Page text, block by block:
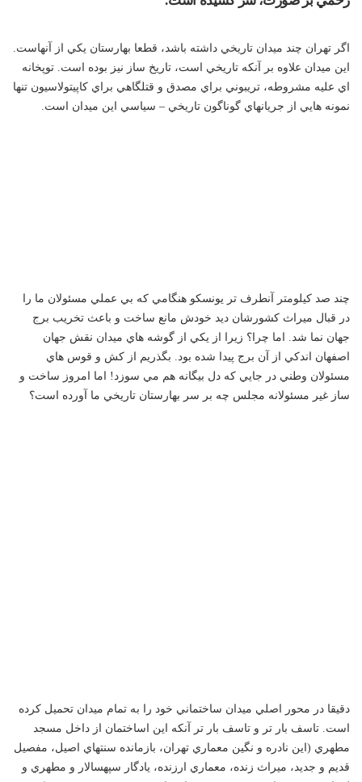
اگر تهران چند ميدان تاريخي داشته باشد، قطعا بهارستان يكي از آنهاست.
اين ميدان علاوه بر آنكه تاريخي است، تاريخ ساز نيز بوده است. توپخانه
اي عليه مشروطه، تريبوني براي مصدق و قتلگاهي براي كاپيتولاسيون تنها
نمونه هايي از جريانهاي گوناگون تاريخي – سياسي اين ميدان است.
چند صد كيلومتر آنطرف تر يونسكو هنگامي كه بي عملي مسئولان ما را
در قبال ميراث كشورشان ديد خودش مانع ساخت و باعث تخريب برج
جهان نما شد. اما چرا؟ زيرا از يكي از گوشه هاي ميدان نقش جهان
اصفهان اندكي از آن برج پيدا شده بود. بگذريم از كش و قوس هاي
مسئولان وطني در جايي كه دل بيگانه هم مي سوزد! اما امروز ساخت و
ساز غير مسئولانه مجلس چه بر سر بهارستان تاريخي ما آورده است؟
دقيقا در محور اصلي ميدان ساختماني خود را به تمام ميدان تحميل كرده
است. تاسف بار تر و تاسف بار تر آنكه این اساختمان از داخل مسجد
مطهري (اين نادره و نگين معماري تهران، بازمانده سنتهاي اصيل، مفصيل
قديم و جديد، ميراث زنده، معماري ارزنده، يادگار سپهسالار و مطهري و